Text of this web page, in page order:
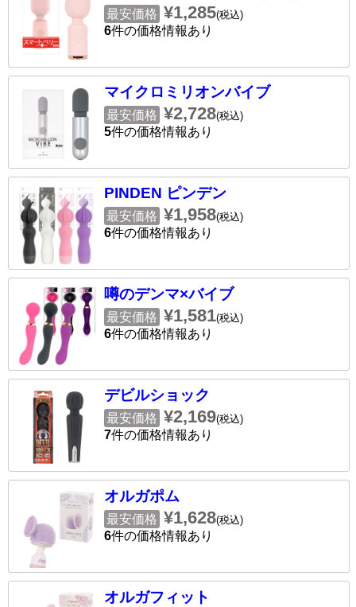
最安価格 ¥1,285(税込)
6件の価格情報あり
マイクロミリオンバイブ
最安価格 ¥2,728(税込)
5件の価格情報あり
PINDEN ピンデン
最安価格 ¥1,958(税込)
6件の価格情報あり
噂のデンマ×バイブ
最安価格 ¥1,581(税込)
6件の価格情報あり
デビルショック
最安価格 ¥2,169(税込)
7件の価格情報あり
オルガポム
最安価格 ¥1,628(税込)
6件の価格情報あり
オルガフィット